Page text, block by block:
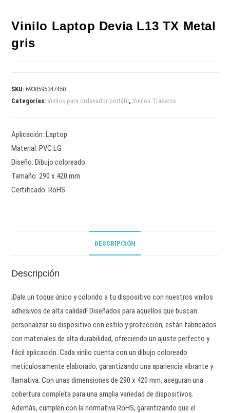
Vinilo Laptop Devia L13 TX Metal
gris
SKU:6938595347450
Categorías:Vinilos para ordenador portátil ,Vinilos Traseros
Aplicación: Laptop
Material: PVC LG
Diseño: Dibujo coloreado
Tamaño: 290 x 420 mm
Certificado: RoHS
DESCRIPCIÓN
Descripción
¡Dale un toque único y colorido a tu dispositivo con nuestros vinilos
adhesivos de alta calidad! Diseñados para aquellos que buscan
personalizar su dispositivo con estilo y protección, están fabricados
con materiales de alta durabilidad, ofreciendo un ajuste perfecto y
fácil aplicación. Cada vinilo cuenta con un dibujo coloreado
meticulosamente elaborado, garantizando una apariencia vibrante y
llamativa. Con unas dimensiones de 290 x 420 mm, aseguran una
cobertura completa para una amplia variedad de dispositivos.
Además, cumplen con la normativa RoHS, garantizando que el